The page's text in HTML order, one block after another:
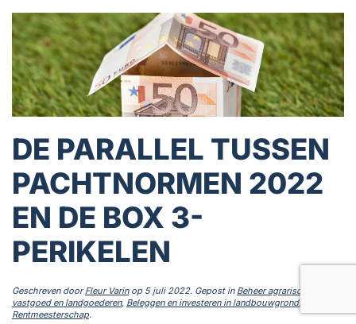
DE PARALLEL TUSSEN
PACHTNORMEN 2022
EN DE BOX 3-
PERIKELEN
Geschreven doorFleur Varinop 5 juli 2022. Gepost in Beheer agrarisch
vastgoed en landgoederen, Beleggen en investeren in landbouwgrond,
Rentmeesterschap.